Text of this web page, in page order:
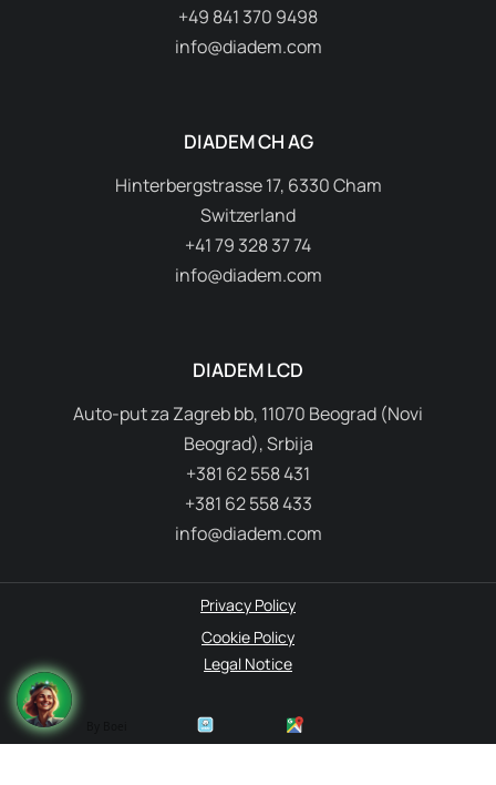
+49 841 370 9498
info@diadem.com
DIADEM CH AG
Hinterbergstrasse 17, 6330 Cham
Switzerland
+41 79 328 37 74
info@diadem.com
DIADEM LCD
Auto-put za Zagreb bb, 11070 Beograd (Novi
Beograd), Srbija
+381 62 558 431
+381 62 558 433
info@diadem.com
Privacy Policy
Cookie Policy
Legal Notice